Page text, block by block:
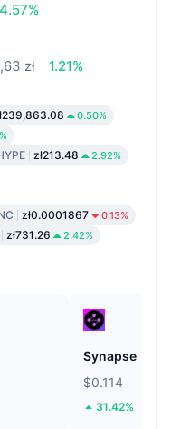
4.57%
zł 1.21%
0.50%
zł213.48 2.92%
zł0.0001867 0.13%
zł731.26 2.42%
Synapse
$0.114
31.42%